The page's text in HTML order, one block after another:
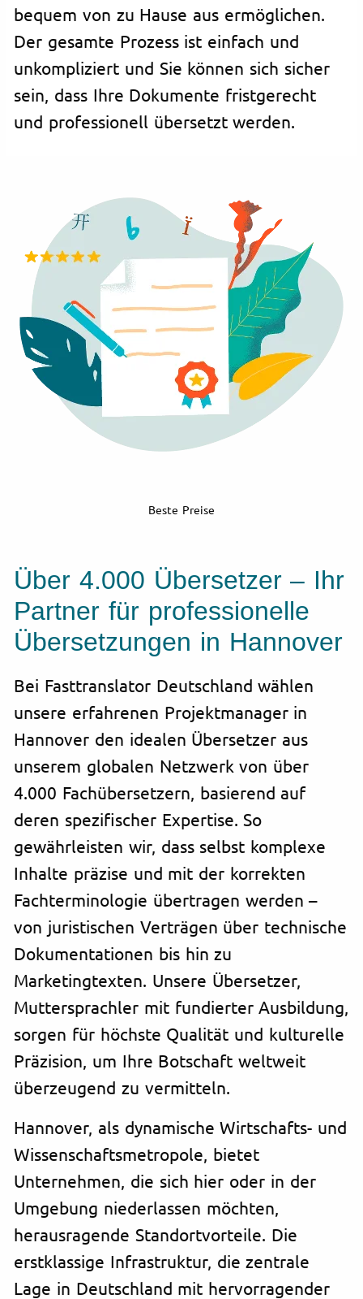
bequem von zu Hause aus ermöglichen.
Der gesamte Prozess ist einfach und
unkompliziert und Sie können sich sicher
sein, dass Ihre Dokumente fristgerecht
und professionell übersetzt werden.
Beste Preise
Über 4.000 Übersetzer – Ihr
Partner für professionelle
Übersetzungen in Hannover
Bei Fasttranslator Deutschland wählen
unsere erfahrenen Projektmanager in
Hannover den idealen Übersetzer aus
unserem globalen Netzwerk von über
4.000 Fachübersetzern, basierend auf
deren spezifischer Expertise. So
gewährleisten wir, dass selbst komplexe
Inhalte präzise und mit der korrekten
Fachterminologie übertragen werden –
von juristischen Verträgen über technische
Dokumentationen bis hin zu
Marketingtexten. Unsere Übersetzer,
Muttersprachler mit fundierter Ausbildung,
sorgen für höchste Qualität und kulturelle
Präzision, um Ihre Botschaft weltweit
überzeugend zu vermitteln.
Hannover, als dynamische Wirtschafts- und
Wissenschaftsmetropole, bietet
Unternehmen, die sich hier oder in der
Umgebung niederlassen möchten,
herausragende Standortvorteile. Die
erstklassige Infrastruktur, die zentrale
Lage in Deutschland mit hervorragender